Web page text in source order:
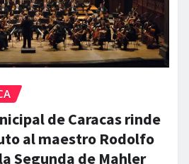
de Caracas rinde
al maestro Rodolfo
Segunda de Mahler